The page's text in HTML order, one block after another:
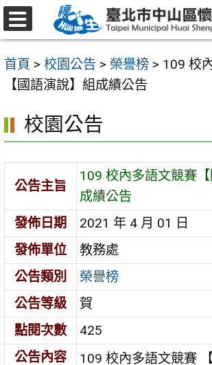
跳
至
要
區
首頁 > 校園公告 > 榮譽榜 > 109 校
【國語演說】組成績公告
校園公告
公告主旨
109 校內多語文競賽
成績公告
發佈日期
2021 年 4 月 01 日
發佈單位
教務處
公告類別
榮譽榜
公告等級
賀
點閱次數
425
公告內容
109 校內多語文競賽
選
單